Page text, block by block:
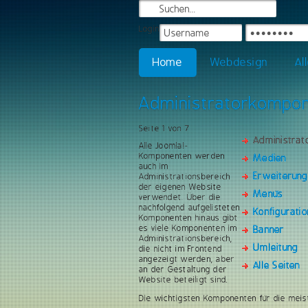
Login
Home Webdesign
Medien
Menüs
Banner
Umleitung
Alle Seiten
Seite 1 von 7
Alle Joomla!-
Komponenten werden
auch im
Administrationsbereich
der eigenen Website
verwendet. Über die
nachfolgend aufgelisteten
Komponenten hinaus gibt
es viele Komponenten im
Administrationsbereich,
die nicht im Frontend
angezeigt werden, aber
an der Gestaltung der
Website beteiligt sind.
Die wichtigsten Komponenten für die